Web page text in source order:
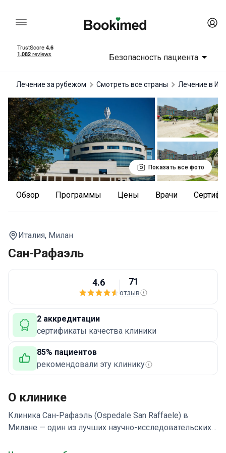
Безопасность пациента
Лечение за рубежом Смотреть все страны лечение в
Показать все фото
Обзор Программы Цены Врачи
Италия, Милан
Сан-Рафаэль
4.6 71
отзыв
2 аккредитации
сертификаты качества клиники
85% пациентов
рекомендовали эту клинику
О клинике
Клиника Сан-Рафаэль (Ospedale San Raffaele) в
Милане — один из лучших научно-исследовательских